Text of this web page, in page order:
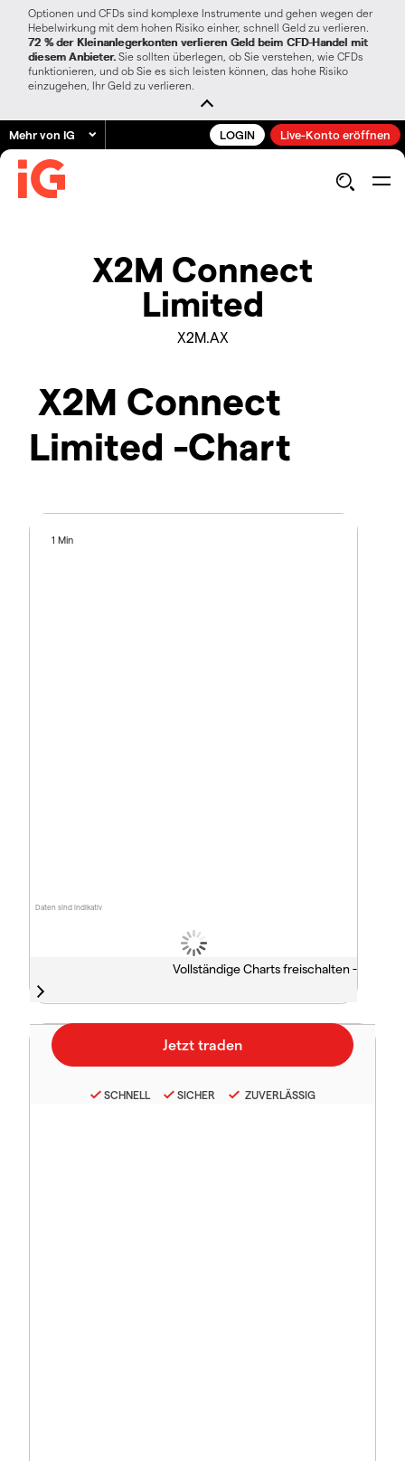
Optionen und CFDs sind komplexe Instrumente und gehen wegen der
Hebelwirkung mit dem hohen Risiko einher, schnell Geld zu verlieren.
72 % der Kleinanlegerkonten verlieren Geld beim CFD-Handel mit
diesem Anbieter. Sie sollten überlegen, ob Sie verstehen, wie CFDs
funktionieren, und ob Sie es sich leisten können, das hohe Risiko
einzugehen, Ihr Geld zu verlieren.
Mehr von IG LOGIN Live-Konto eröffnen
X2M Connect
Limited
X2M.AX
X2M Connect
Limited -Chart
Daten sind indikativ
1 Min
Vollständige Charts freischalten -
SCHNELL SICHER ZUVERLÄSSIG